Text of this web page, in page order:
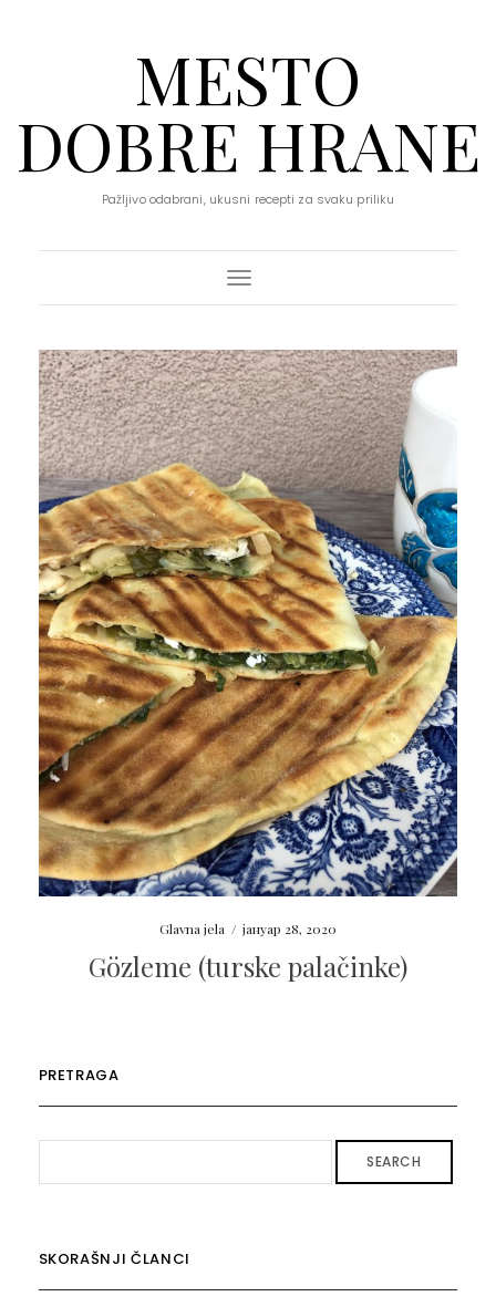
MESTO
DOBRE HRANE
Pažljivo odabrani, ukusni recepti za svaku priliku
Toggle Navigation
Glavna jela / јануар 28, 2020
Gözleme (turske palačinke)
PRETRAGA
SEARCH
SKORAŠNJI ČLANCI